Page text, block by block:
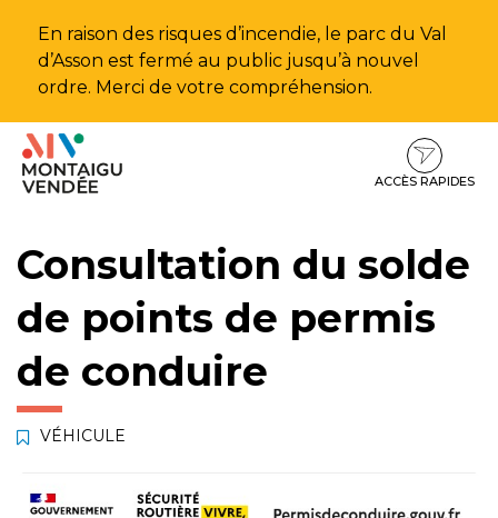
En raison des risques d’incendie, le parc du Val
d’Asson est fermé au public jusqu’à nouvel
ordre. Merci de votre compréhension.
Aller
Aller
contenu
Aller
pied
ACCÈS RAPIDES
Consultation du solde
de points de permis
de conduire
VÉHICULE